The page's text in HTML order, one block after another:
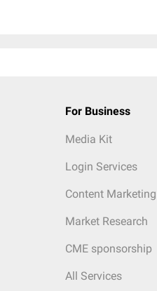
For Business
Media Kit
Login Services
Content Marketing
Market Research
CME sponsorship
All Services